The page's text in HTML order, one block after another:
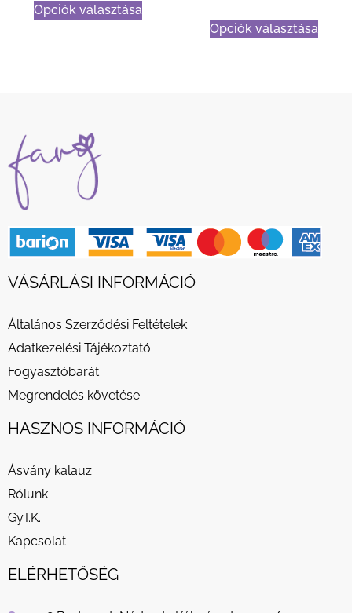
Opciók választása
Opciók választása
VÁSÁRLÁSI INFORMÁCIÓ
Általános Szerződési Feltételek
Adatkezelési Tájékoztató
Fogyasztóbarát
Megrendelés követése
HASZNOS INFORMÁCIÓ
Ásvány kalauz
Rólunk
Gy.I.K.
Kapcsolat
ELÉRHETŐSÉG